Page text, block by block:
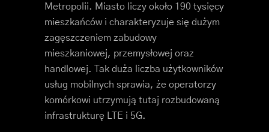
Metropolii. Miasto liczy około 190 tysięcy
mieszkańców i charakteryzuje się dużym
zagęszczeniem zabudowy
mieszkaniowej, przemysłowej oraz
handlowej. Tak duża liczba użytkowników
usług mobilnych sprawia, że operatorzy
komórkowi utrzymują tutaj rozbudowaną
infrastrukturę LTE i 5G.